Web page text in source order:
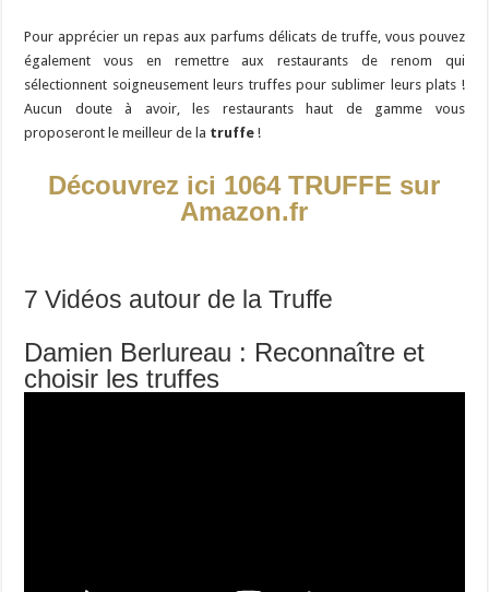
Pour apprécier un repas aux parfums délicats de truffe, vous pouvez
également vous en remettre aux restaurants de renom qui
sélectionnent soigneusement leurs truffes pour sublimer leurs plats !
Aucun doute à avoir, les restaurants haut de gamme vous
proposeront le meilleur de la truffe !
Découvrez ici 1064 TRUFFE sur
Amazon.fr
7 Vidéos autour de la Truffe
Damien Berlureau : Reconnaître et
choisir les truffes